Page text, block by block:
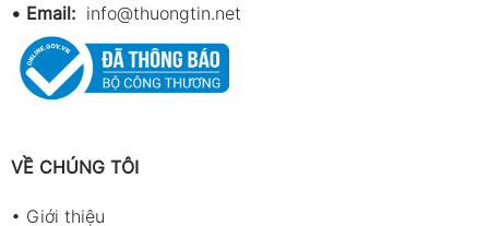
• Email: info@thuongtin.net
VỀ CHÚNG TÔI
• Giới thiệu